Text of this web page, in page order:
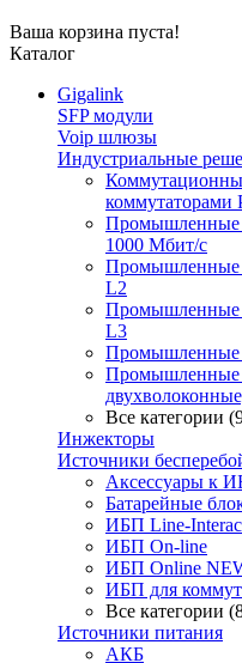
Ваша корзина пуста!
Каталог
Gigalink
SFP модули
Voip шлюзы
Индустриальные
коммутаторами
Промышленные
1000 Мбит/с
Промышленные
L2
Промышленные
L3
Промышленные
Промышленные
Все категории
Инжекторы
Источники
Аксессуары к
Батарейные
ИБП Line-
ИБП On-line
ИБП Online
ИБП для
Все категории
Источники питания
АКБ